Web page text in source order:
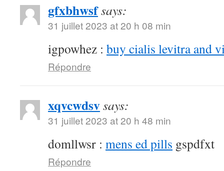
gfxbhwsfsays:
31 juillet 2023 at 20 h 08 min
igpowhez : buy cialis levitra and
Répondre
xqvcwdsvsays:
31 juillet 2023 at 20 h 48 min
domllwsr : mens ed pills gspdfxt
Répondre